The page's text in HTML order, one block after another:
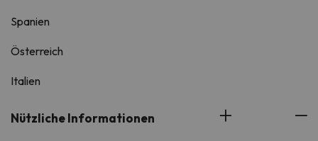
Spanien
Österreich
Italien
Nützliche Informationen